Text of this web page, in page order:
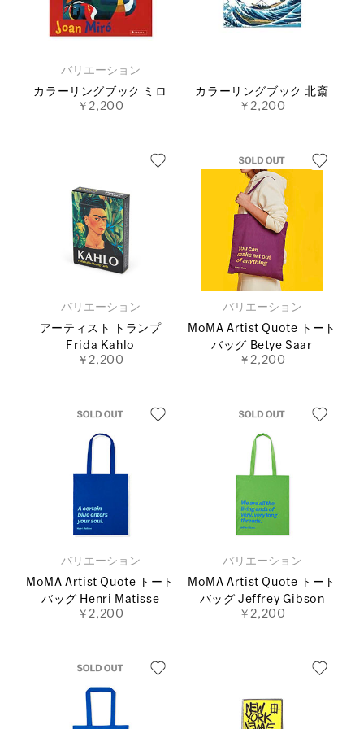
バリエーション
カラーリングブック ミロ
￥2,200
カラーリングブック 北斎
￥2,200
バリエーション
アーティスト トランプ
Frida Kahlo
￥2,200
バリエーション
MoMA Artist Quote トート
バッグ Betye Saar
￥2,200
バリエーション
MoMA Artist Quote トート
バッグ Henri Matisse
￥2,200
バリエーション
MoMA Artist Quote トート
バッグ Jeffrey Gibson
￥2,200